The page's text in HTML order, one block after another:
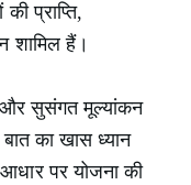
प्राप्ति,
शामिल हैं।
और सुसंगत मूल्यांकन
का खास ध्यान
पर योजना की